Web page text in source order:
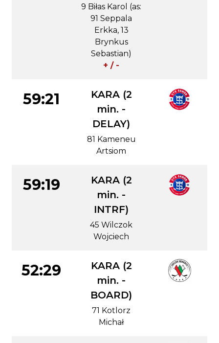
9 Biłas Karol (as:
91 Seppala
Erkka, 13
Brynkus
Sebastian)
+ / -
59:21
KARA (2
min. -
DELAY)
81 Kameneu
Artsiom
59:19
KARA (2
min. -
INTRF)
45 Wilczok
Wojciech
52:29
KARA (2
min. -
BOARD)
71 Kotlorz
Michał